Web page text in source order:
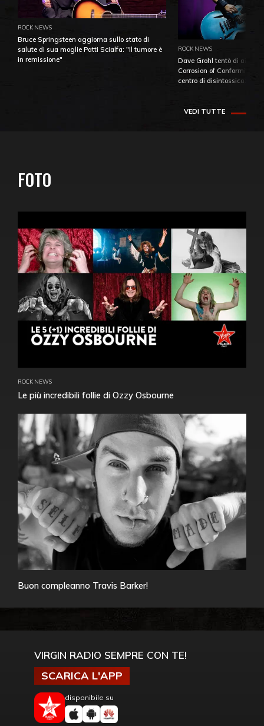
ROCK NEWS
Bruce Springsteen aggiorna sullo stato di
salute di sua moglie Patti Scialfa: "Il tumore è
in remissione"
ROCK NEWS
Dave Grohl tentò di
Corrosion of Conformity
centro di
VEDI TUTTE
FOTO
ROCK NEWS
Le più incredibili follie di Ozzy Osbourne
Buon compleanno Travis Barker!
VIRGIN RADIO SEMPRE CON TE!
SCARICA L'APP
disponibile su